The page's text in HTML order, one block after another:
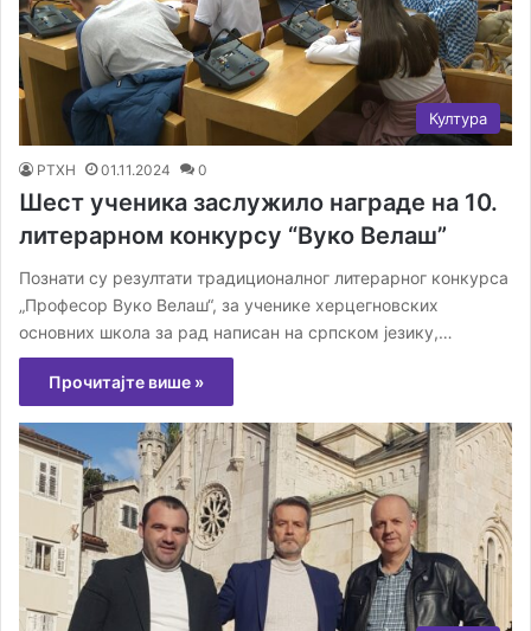
Култура
РТХН 01.11.2024 0
Шест ученика заслужило награде на 10.
литерарном конкурсу “Вуко Велаш”
Познати су резултати традиционалног литерарног конкурса
„Професор Вуко Велаш“, за ученике херцегновских
основних школа за рад написан на српском језику,…
Прочитајте више »